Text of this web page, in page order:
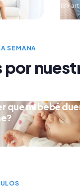
189
SEMANA
por
que mi bebé